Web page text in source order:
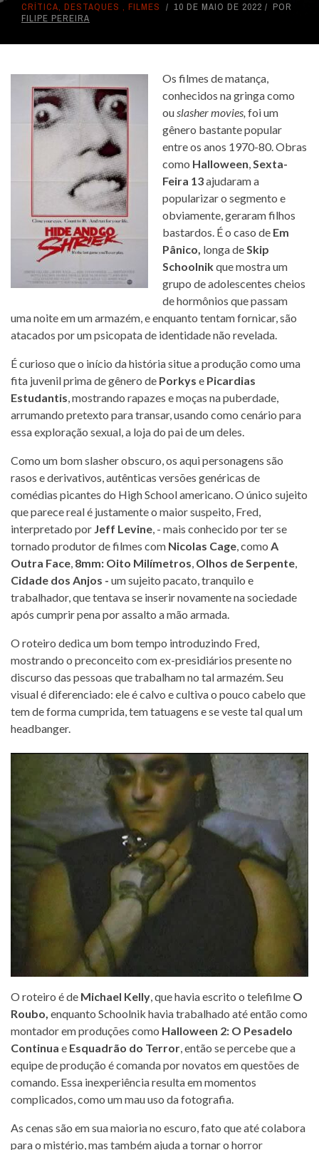
CRÍTICA, DESTAQUES , FILMES 10 DE MAIO DE 2022
POR
FILIPE PEREIRA
Os filmes de matança,
conhecidos na gringa como
ouslasher movies, foi um
gênero bastante popular
entre os anos 1970-80. Obras
como Halloween,Sexta-
Feira 13ajudaram a
popularizar o segmento e
obviamente, geraram filhos
bastardos. É o caso de Em
Pânico, longa deSkip
Schoolnikque mostra um
grupo de adolescentes cheios
de hormônios que passam
uma noite em um armazém, e enquanto tentam fornicar, são
atacados por um psicopata de identidade não revelada.
É curioso que o início da história situe a produção como uma
fita juvenil prima de gênero de Porkys e Picardias
Estudantis, mostrando rapazes e moças na puberdade,
arrumando pretexto para transar, usando como cenário para
essa exploração sexual, a loja do pai de um deles.
Como um bom slasher obscuro, os aqui personagens são
rasos e derivativos, autênticas versões genéricas de
comédias picantes do High School americano. O único sujeito
que parece real é justamente o maior suspeito, Fred,
interpretado por Jeff Levine, - mais conhecido por ter se
tornado produtor de filmes com Nicolas Cage, como A
Outra Face, 8mm: Oito Milímetros, Olhos de Serpente,
Cidade dos Anjos - um sujeito pacato, tranquilo e
trabalhador, que tentava se inserir novamente na sociedade
após cumprir pena por assalto a mão armada.
O roteiro dedica um bom tempo introduzindo Fred,
mostrando o preconceito com ex-presidiários presente no
discurso das pessoas que trabalham no tal armazém. Seu
visual é diferenciado: ele é calvo e cultiva o pouco cabelo que
tem de forma cumprida, tem tatuagens e se veste tal qual um
headbanger.
O roteiro é de Michael Kelly, que havia escrito o telefilme O
Roubo, enquanto Schoolnik havia trabalhado até então como
montador em produções como Halloween 2: O Pesadelo
Continua e Esquadrão do Terror, então se percebe que a
equipe de produção é comanda por novatos em questões de
comando. Essa inexperiência resulta em momentos
complicados, como um mau uso da fotografia.
As cenas são em sua maioria no escuro, fato que até colabora
para o mistério, mas também ajuda a tornar o horror